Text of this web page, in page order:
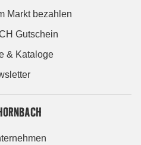
Markt bezahlen
Gutschein
& Kataloge